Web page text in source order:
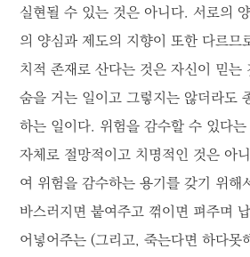
실현될 수 있는 것은 아니다. 서로의
의 양심과 제도의 지향이 또한 다르므
치적 존재로 산다는 것은 자신이 믿는
숨을 거는 일이고 그렇지는 않더라도
하는 일이다. 위험을 감수할 수 있다
자체로 절망적이고 치명적인 것은 아
여 위험을 감수하는 용기를 갖기 위해
바스러지면 붙여주고 꺾이면 펴주며
어넣어주는 (그리고, 죽는다면 하다못